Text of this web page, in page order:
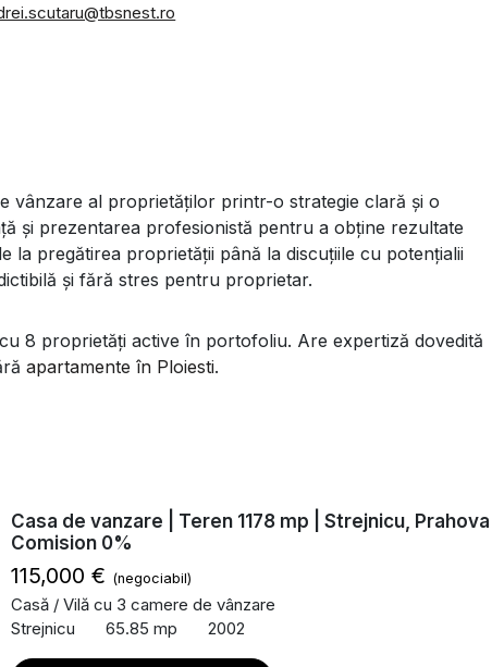
vânzare al proprietăților printr-o strategie clară și o
și prezentarea profesionistă pentru a obține rezultate
la pregătirea proprietății până la discuțiile cu potențialii
și fără stres pentru proprietar.
8 proprietăți active în portofoliu. Are expertiză dovedită
apartamente în Ploiesti.
Casa de vanzare | Teren 1178 mp | Strejnicu, Prahova |
Comision 0%
115,000 € (negociabil)
Casă / Vilă cu 3 camere de vânzare
Strejnicu
65.85 mp 2002